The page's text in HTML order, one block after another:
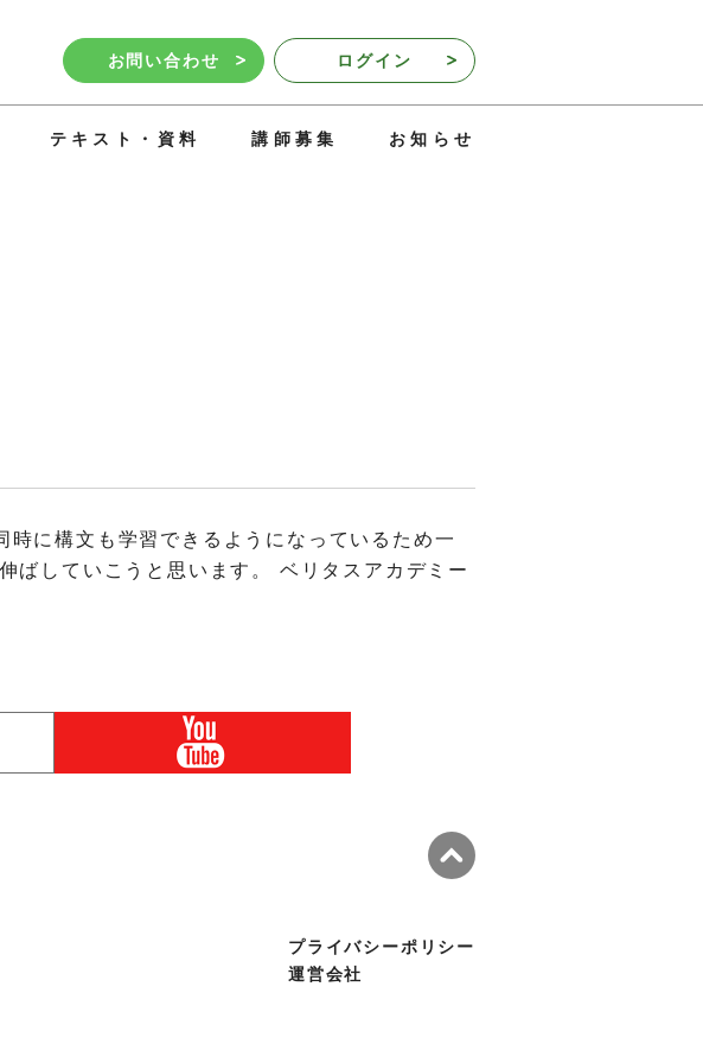
お問い合わせ ログイン
テキスト・資料 講師募集 お知らせ
に構文も学習できるようになっているため一
ばしていこうと思います。 ベリタスアカデミー
プライバシーポリシー
運営会社